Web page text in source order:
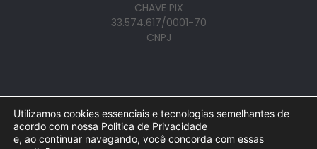
CHAVE PIX
33.574.617/0001-70
CNPJ
© 2023 JUNTA DE MISSÕES NACIONAIS DA CONVENÇÃO
BATISTA BRASILEIRA. TODOS OS DIREITOS RESERVADOS.
Utilizamos cookies essenciais e tecnologias semelhantes de
acordo com nossa Politica de Privacidade
e, ao continuar navegando, você concorda com essas